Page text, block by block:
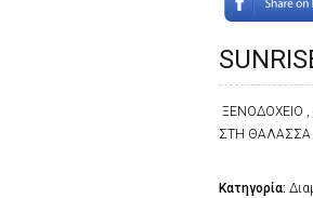
ΞΕΝΟΔΟΧΕΙΟ ,
ΣΤΗ ΘΑΛΑΣΣΑ ,
Κατηγορία: